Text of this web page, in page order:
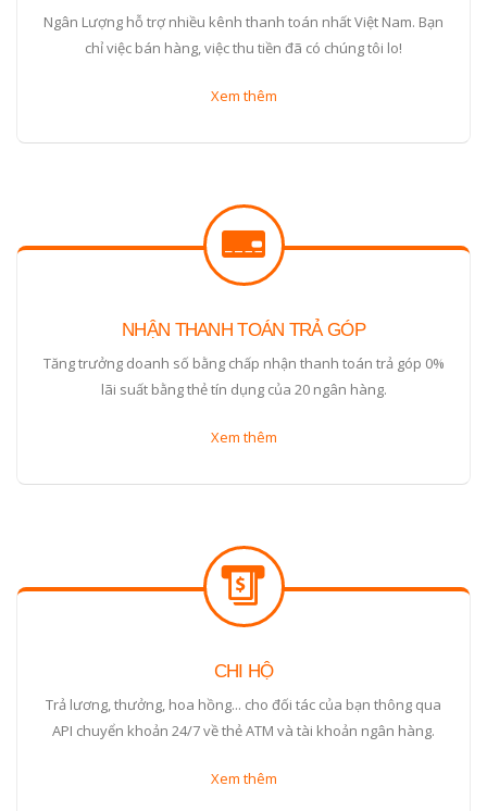
Ngân Lượng hỗ trợ nhiều kênh thanh toán nhất Việt Nam. Bạn
chỉ việc bán hàng, việc thu tiền đã có chúng tôi lo!
Xem thêm
NHẬN THANH TOÁN TRẢ GÓP
Tăng trưởng doanh số bằng chấp nhận thanh toán trả góp 0%
lãi suất bằng thẻ tín dụng của 20 ngân hàng.
Xem thêm
CHI HỘ
Trả lương, thưởng, hoa hồng... cho đối tác của bạn thông qua
API chuyển khoản 24/7 về thẻ ATM và tài khoản ngân hàng.
Xem thêm